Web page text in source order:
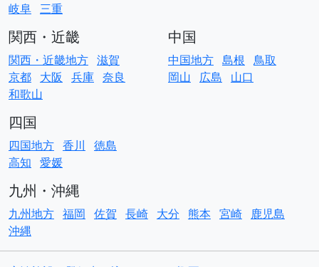
岐阜 三重
関西・近畿
関西・近畿地方 滋賀
京都 大阪 兵庫 奈良
和歌山
中国
中国地方 島根 鳥取
岡山
広島 山口
四国
四国地方 香川
徳島
高知 愛媛
九州・沖縄
九州地方 福岡 佐賀 長崎 大分 熊本 宮崎
鹿児島
沖縄